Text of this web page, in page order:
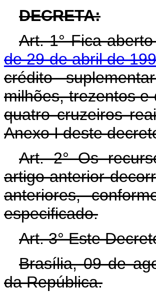
DECRETA:
Art. 1° Fica
de 29 de abril de
crédito
milhões, trezentos
quatro cruzeiros
Anexo I deste
Art. 2° Os
artigo anterior
anteriores,
especificado.
Art. 3° Este
Brasília, 09 de
da República.